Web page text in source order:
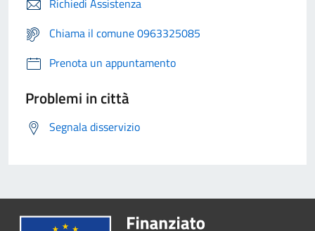
Richiedi Assistenza
Chiama il comune 0963325085
Prenota un appuntamento
Problemi in città
Segnala disservizio